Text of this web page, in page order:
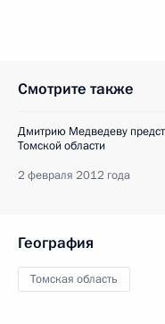
Смотрите также
Дмитрию Медведеву
Томской области
2 февраля 2012 года
География
Томская область